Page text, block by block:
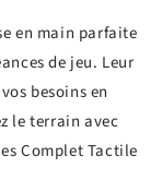
en main parfaite
de jeu. Leur
besoins en
le terrain avec
Complet Tactile